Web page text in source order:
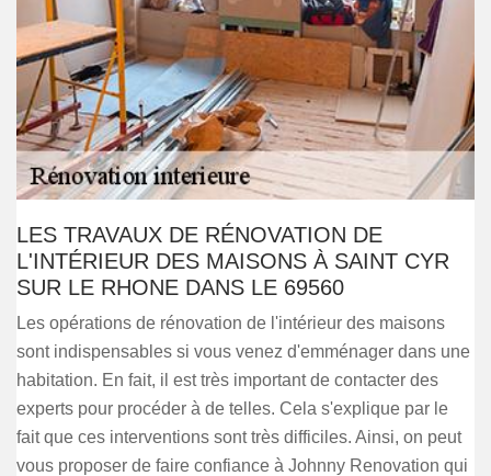
LES TRAVAUX DE RÉNOVATION DE
L'INTÉRIEUR DES MAISONS À SAINT CYR
SUR LE RHONE DANS LE 69560
Les opérations de rénovation de l'intérieur des maisons
sont indispensables si vous venez d'emménager dans une
habitation. En fait, il est très important de contacter des
experts pour procéder à de telles. Cela s'explique par le
fait que ces interventions sont très difficiles. Ainsi, on peut
vous proposer de faire confiance à Johnny Renovation qui